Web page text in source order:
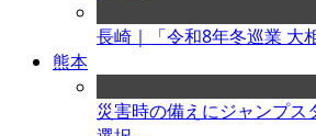
長崎｜「令和8年冬巡業 大
熊本
災害時の備えにジャンプス